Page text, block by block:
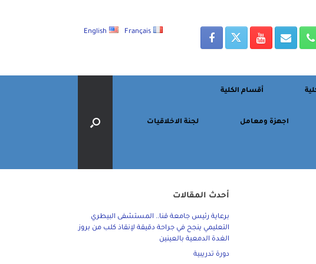
English Français
أقسام الكلية
اجهزة ومعامل لجنة الاخلاقيات
أحدث المقالات
برعاية رئيس جامعة قنا.. المستشفى البيطري
التعليمي ينجح في جراحة دقيقة لإنقاذ كلب من بروز
الغدة الدمعية بالعينين
دورة تدريبية